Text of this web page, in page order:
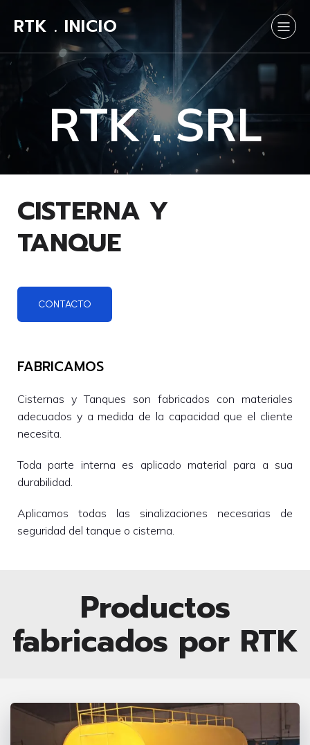
RTK . INICIO
RTK . SRL
CISTERNA Y
TANQUE
CONTACTO
FABRICAMOS
Cisternas y Tanques son fabricados con materiales
adecuados y a medida de la capacidad que el cliente
necesita.
Toda parte interna es aplicado material para a sua
durabilidad.
Aplicamos todas las sinalizaciones necesarias de
seguridad del tanque o cisterna.
Productos
fabricados por RTK